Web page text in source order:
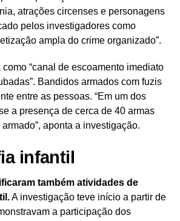
atrações circenses e personagens
pelos investigadores como
ampla do crime organizado”.
“canal de escoamento imediato
Bandidos armados com fuzis
entre as pessoas. “Em um dos
a presença de cerca de 40 armas
aponta a investigação.
infantil
também atividades de
A investigação teve início a partir de
a participação dos